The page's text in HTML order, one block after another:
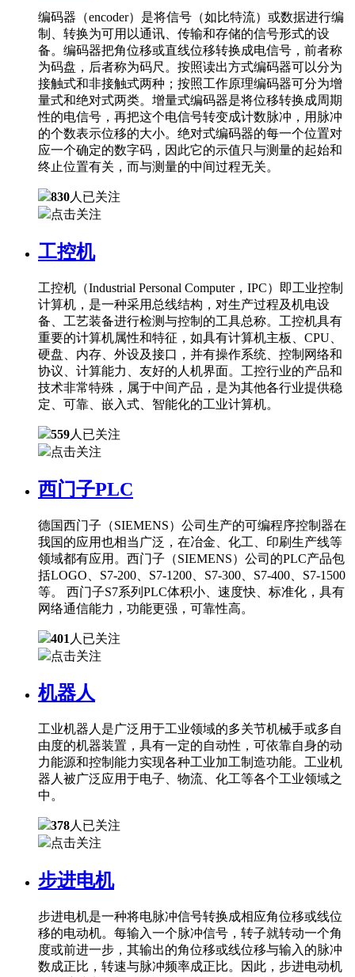
编码器（encoder）是将信号（如比特流）或数据进行编
制、转换为可用以通讯、传输和存储的信号形式的设
备。编码器把角位移或直线位移转换成电信号，前者称
为码盘，后者称为码尺。按照读出方式编码器可以分为
接触式和非接触式两种；按照工作原理编码器可分为增
量式和绝对式两类。增量式编码器是将位移转换成周期
性的电信号，再把这个电信号转变成计数脉冲，用脉冲
的个数表示位移的大小。绝对式编码器的每一个位置对
应一个确定的数字码，因此它的示值只与测量的起始和
终止位置有关，而与测量的中间过程无关。
830人已关注
点击关注
工控机
工控机（Industrial Personal Computer，IPC）即工业控制
计算机，是一种采用总线结构，对生产过程及机电设
备、工艺装备进行检测与控制的工具总称。工控机具有
重要的计算机属性和特征，如具有计算机主板、CPU、
硬盘、内存、外设及接口，并有操作系统、控制网络和
协议、计算能力、友好的人机界面。工控行业的产品和
技术非常特殊，属于中间产品，是为其他各行业提供稳
定、可靠、嵌入式、智能化的工业计算机。
559人已关注
点击关注
西门子PLC
德国西门子（SIEMENS）公司生产的可编程序控制器在
我国的应用也相当广泛，在冶金、化工、印刷生产线等
领域都有应用。西门子（SIEMENS）公司的PLC产品包
括LOGO、S7-200、S7-1200、S7-300、S7-400、S7-1500
等。 西门子S7系列PLC体积小、速度快、标准化，具有
网络通信能力，功能更强，可靠性高。
401 人已关注
点击关注
机器人
工业机器人是广泛用于工业领域的多关节机械手或多自
由度的机器装置，具有一定的自动性，可依靠自身的动
力能源和控制能力实现各种工业加工制造功能。工业机
器人被广泛应用于电子、物流、化工等各个工业领域之
中。
378人已关注
点击关注
步进电机
步进电机是一种将电脉冲信号转换成相应角位移或线位
移的电动机。每输入一个脉冲信号，转子就转动一个角
度或前进一步，其输出的角位移或线位移与输入的脉冲
数成正比，转速与脉冲频率成正比。因此，步进电动机